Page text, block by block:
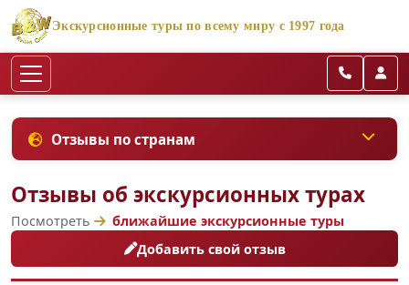
Экскурсионные туры по всему миру с 1997 года
Отзывы об экскурсионных турах
Посмотреть
ближайшие экскурсионные туры
Добавить свой отзыв
Отзывы по странам